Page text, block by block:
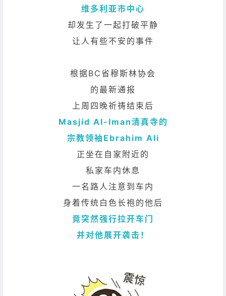
维多利亚市中心
却发生了一起打破平静
让人有些不安的事件
根据BC省穆斯林协会
的最新通报
上周四晚祈祷结束后
Masjid Al-Iman清真寺的
宗教领袖Ebrahim Ali
正坐在自家附近的
私家车内休息
一名路人注意到车内
身着传统白色长袍的他后
竟突然强行拉开车门
并对他展开袭击！